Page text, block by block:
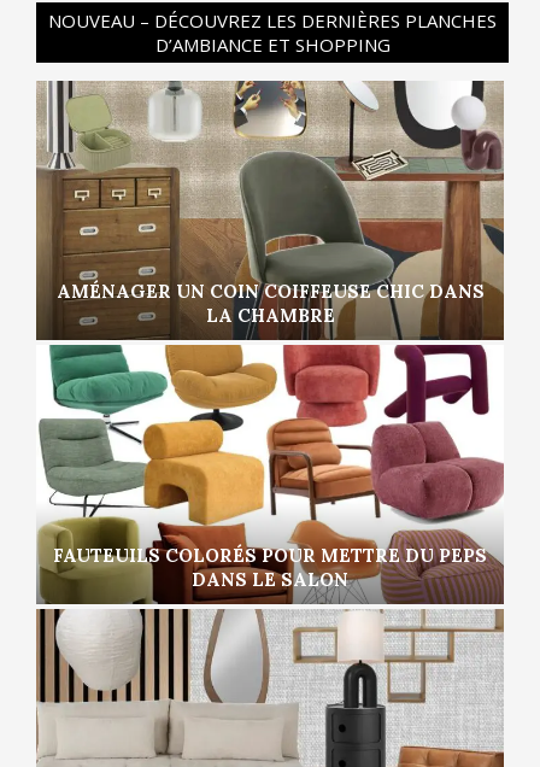
NOUVEAU – DÉCOUVREZ LES DERNIÈRES PLANCHES
D’AMBIANCE ET SHOPPING
AMÉNAGER UN COIN COIFFEUSE CHIC DANS
LA CHAMBRE
FAUTEUILS COLORÉS POUR METTRE DU PEPS
DANS LE SALON